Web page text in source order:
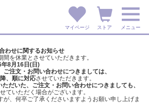
マイページ ストア メニュー
わせに関するお知らせ
を休業とさせていただきます。
8月16日(日)
注文・お問い合わせにつきましては、
、順に対応させていただきます。
だいた、ご注文・ お問い合わせにつきましても、
ていただく場合がございます。
、 何卒ご了承くださいますようお願い申し上げま